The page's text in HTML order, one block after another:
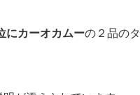
にカーオカムーの２品のタ